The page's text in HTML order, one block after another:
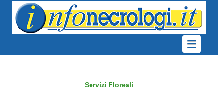
Servizi Floreali